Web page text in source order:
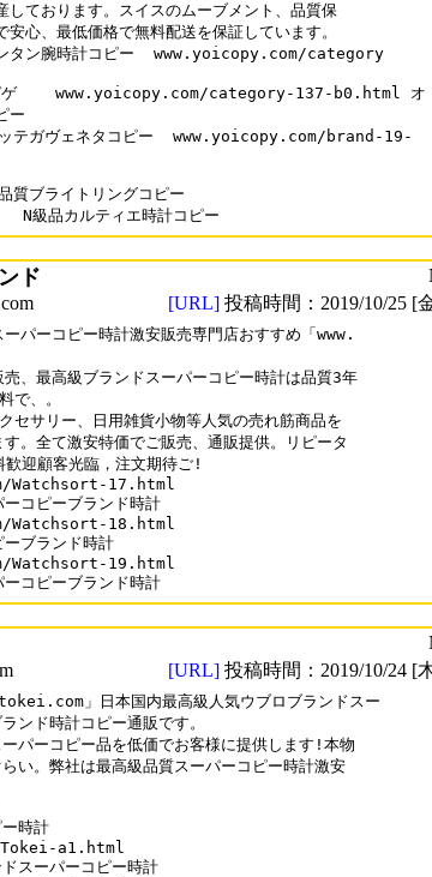
しております。スイスのムーブメント、品質保
心、最低価格で無料配送を保証しています。
ンタン腕時計コピー  www.yoicopy.com/category
ピゲ    www.yoicopy.com/category-137-b0.html オ
ー
ッテガヴェネタコピー  www.yoicopy.com/brand-19-
質ブライトリングコピー
ド
[URL] 投稿時間：2019/10/25 [
パーコピー時計激安販売専門店おすすめ「www.
、最高級ブランドスーパーコピー時計は品質3年
で、。
セサリー、日用雑貨小物等人気の売れ筋商品を
。全て激安特価でご販売、通販提供。リピータ
迎顧客光臨，注文期待ご!
Watchsort-17.html
コピーブランド時計
Watchsort-18.html
ブランド時計
Watchsort-19.html
コピーブランド時計
[URL] 投稿時間：2019/10/24 [
」日本国内最高級人気ウブロブランドスー
ンド時計コピー通販です。
パーコピー品を低価でお客様に提供します!本物
い。弊社は最高級品質スーパーコピー時計激安
時計
a1.html
スーパーコピー時計